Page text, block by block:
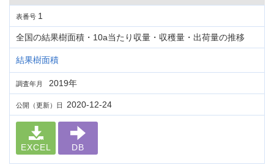
表番号 1
全国の結果樹面積・10a当たり収量・収穫量・出荷量の推移
結果樹面積
調査年月 2019年
公開（更新）日 2020-12-24
EXCEL DB